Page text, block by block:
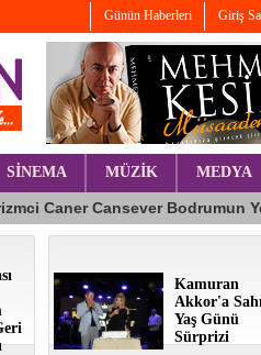
Günün Haberleri Giriş
SİNEMA MÜZİK MEDYA
Kamuran
Akkor'a
Yaş Günü
Sürprizi